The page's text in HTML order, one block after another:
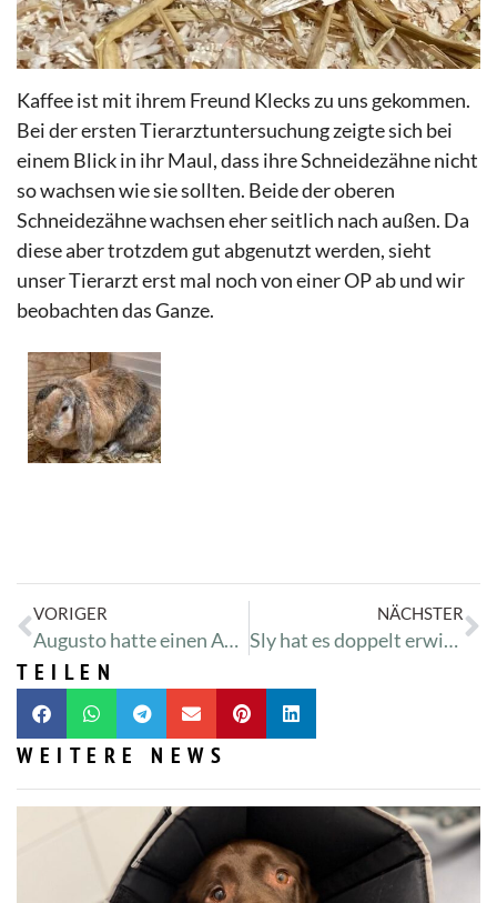
Kaffee ist mit ihrem Freund Klecks zu uns gekommen.
Bei der ersten Tierarztuntersuchung zeigte sich bei
einem Blick in ihr Maul, dass ihre Schneidezähne nicht
so wachsen wie sie sollten. Beide der oberen
Schneidezähne wachsen eher seitlich nach außen. Da
diese aber trotzdem gut abgenutzt werden, sieht
unser Tierarzt erst mal noch von einer OP ab und wir
beobachten das Ganze.
VORIGER
Augusto hatte einen Autounfall
NÄCHSTER
Sly hat es doppelt erwischt
TEILEN
WEITERE NEWS